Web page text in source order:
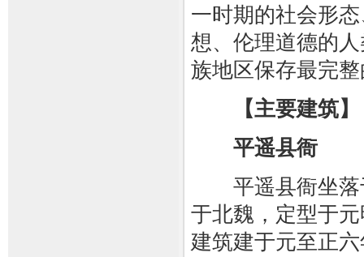
一时期的社会形
想、伦理道德的
族地区保存最完
【主要建筑】
平遥县衙
平遥县衙坐落
于北魏，定型于
建筑建于元至正